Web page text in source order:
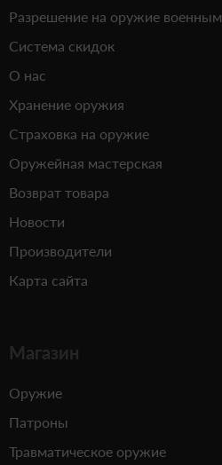
Разрешение на оружие военным
Система скидок
О нас
Хранение оружия
Страховка на оружие
Оружейная мастерская
Возврат товара
Новости
Производители
Карта сайта
Магазин
Оружие
Патроны
Травматическое оружие